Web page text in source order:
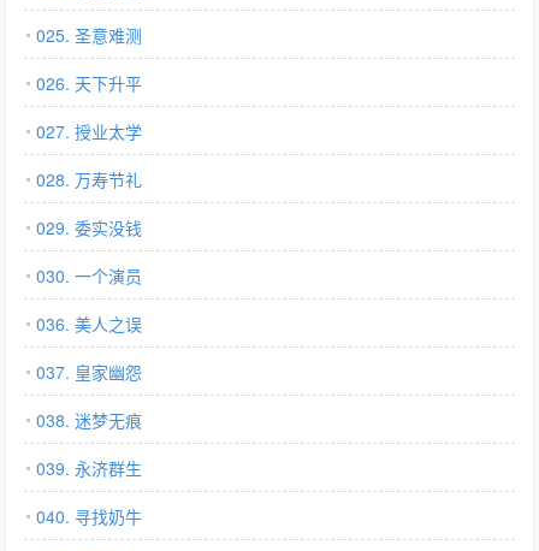
025. 圣意难测
026. 天下升平
027. 授业太学
028. 万寿节礼
029. 委实没钱
030. 一个演员
036. 美人之误
037. 皇家幽怨
038. 迷梦无痕
039. 永济群生
040. 寻找奶牛